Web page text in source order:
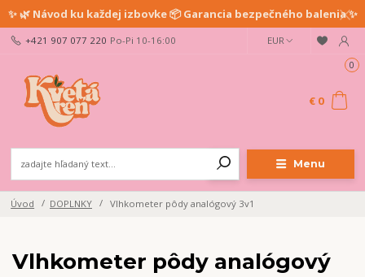
✨ 🌿 Návod ku každej izbovke 📦 Garancia bezpečného balenia ✨
Menu
EUR
+421 907 077 220 Po-Pi 10-16:00
0
€ 0
Úvod DOPLNKY Vlhkometer pôdy analógový 3v1
Vlhkometer pôdy analógový
Ahoj milovník rastlín!
Prihlás sa na newsletter a získaj zľavu na nákup!
Prajem si odoberať novinky e-mailom podľa podmienok spracovania
Zatvoriť